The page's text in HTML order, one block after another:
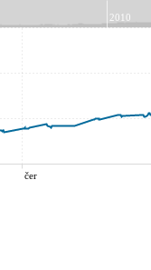
2010
čer